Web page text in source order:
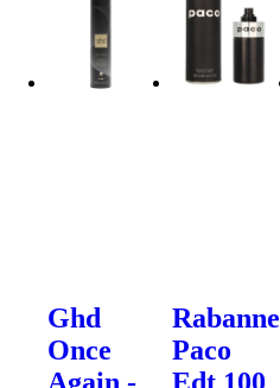
Ghd
Once
Again -
Rabanne
Paco
Edt 100